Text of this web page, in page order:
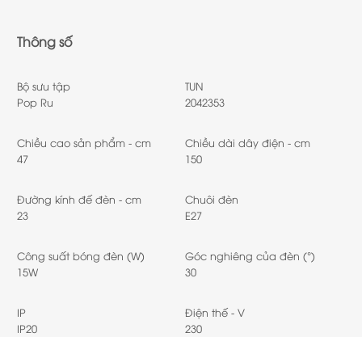
Thông số
Bộ sưu tập
Pop Ru
TUN
2042353
Chiều cao sản phẩm - cm
47
Chiều dài dây điện - cm
150
Đường kính đế đèn - cm
23
Chuôi đèn
E27
Công suất bóng đèn (W)
15W
Góc nghiêng của đèn (°)
30
IP
IP20
Điện thế - V
230